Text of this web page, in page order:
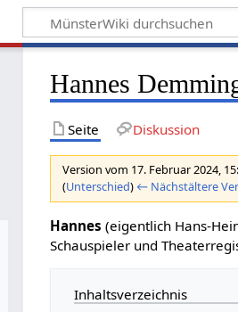
Hannes
Seite Diskussion
Version vom 17. Februar 2024,
(Unterschied) ← Nächstältere
Hannes (eigentlich Hans-
Schauspieler und
Inhaltsverzeichnis